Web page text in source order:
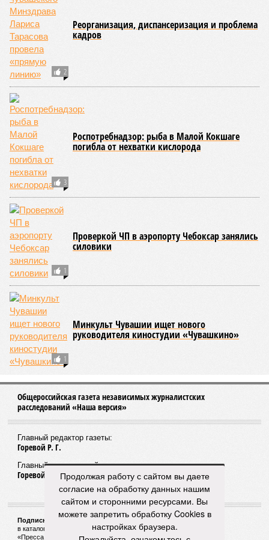
В настоящее время керешу демонстрирует рост
популярности. В 2024 году в столице республики, городе
Чебоксары, на базе спортивной школы № 11 состоялось
торжественное открытие Республиканского центра
единоборств «Керешу». площадка имеет все необходимые
условия для полноценной подготовки спортсменов
высокого класса.
В том же году был проведён первый официальный
чемпионат по керешу, участие в котором приняли
сильнейшие борцы со всех районов Чувашии; турнир
наглядно продемонстрировал динамичный и зрелищный
характер этого вида спорта.
Керешу включён в перечень приоритетных спортивных
дисциплин на территории Чувашской Республики. Кроме
того, данное единоборство уже имеет опыт выхода на
международную арену: оно входило в программу I и II
Всемирных игр национальных видов единоборств, которые
проводились в Чувашии, что говорит о расширении
географии интереса к этой борьбе за пределами региона.
реорганизацию
двух больниц
ПОСЛЕДНИЕ НОВОСТИ
05/08
В Чебоксарах снесут 46 строений рядом с
04/08
Житель Екатеринбурга по указанию мошенников
ограбил квартиру в Чебоксарах
В регионе сформируют запас топлива
Республика разместилась на 79 месте в России по
качеству дорог
Продолжая работу с сайтом вы даете
согласие на обработку данных нашим
сайтом и сторонними ресурсами. Вы
можете запретить обработку Cookies в
настройках браузера.